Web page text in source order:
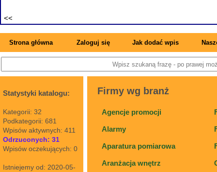
Strona główna Zaloguj się Jak dodać wpis
Statystyki katalogu:
Kategorii: 32
Podkategorii: 681
Wpisów aktywnych: 411
Odrzuconych: 31
Wpisów oczekujących: 0
Istniejemy od: 2020-05-
Firmy wg branż
Agencje promocji
Alarmy
Aparatura pomiarowa
Aranżacja wnętrz